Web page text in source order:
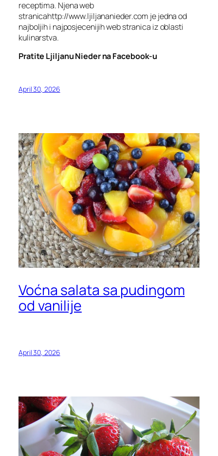
receptima. Njena web
stranicahttp://www.ljiljananieder.com je jedna od
najboljih i najposjecenijih web stranica iz oblasti
kulinarstva.
Pratite Ljiljanu Nieder na Facebook-u
April 30, 2026
Voćna salata sa pudingom
od vanilije
April 30, 2026